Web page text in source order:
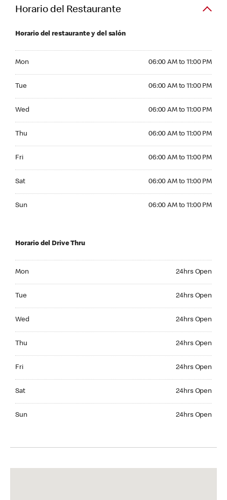
Horario del Restaurante
Horario del restaurante y del salón
Mon 06:00 AM to 11:00 PM
Tue 06:00 AM to 11:00 PM
Wed 06:00 AM to 11:00 PM
Thu 06:00 AM to 11:00 PM
Fri 06:00 AM to 11:00 PM
Sat 06:00 AM to 11:00 PM
Sun 06:00 AM to 11:00 PM
Horario del Drive Thru
Mon 24hrs Open
Tue 24hrs Open
Wed 24hrs Open
Thu 24hrs Open
Fri 24hrs Open
Sat 24hrs Open
Sun 24hrs Open